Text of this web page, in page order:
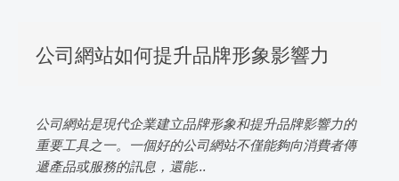
公司網站如何提升品牌形象影響力
公司網站是現代企業建立品牌形象和提升品牌影響力的
重要工具之一。一個好的公司網站不僅能夠向消費者傳
遞產品或服務的訊息，還能...